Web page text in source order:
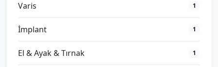
Varis 1
İmplant 1
El & Ayak & Tırnak 1